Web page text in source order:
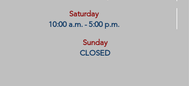
Saturday
10:00 a.m. - 5:00 p.m.
Sunday
CLOSED